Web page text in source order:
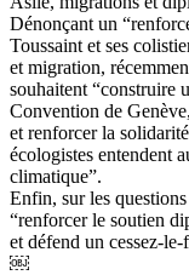
Dénonçant un
Toussaint et ses
et migration,
souhaitent “construire
Convention de
et renforcer la
écologistes entendent
climatique”.
Enfin, sur les
“renforcer le soutien
et défend un cessez-
￼